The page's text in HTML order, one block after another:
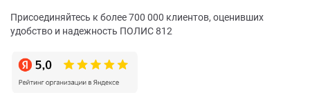
Присоединяйтесь к более 700 000 клиентов, оценивших
удобство и надежность ПОЛИС 812